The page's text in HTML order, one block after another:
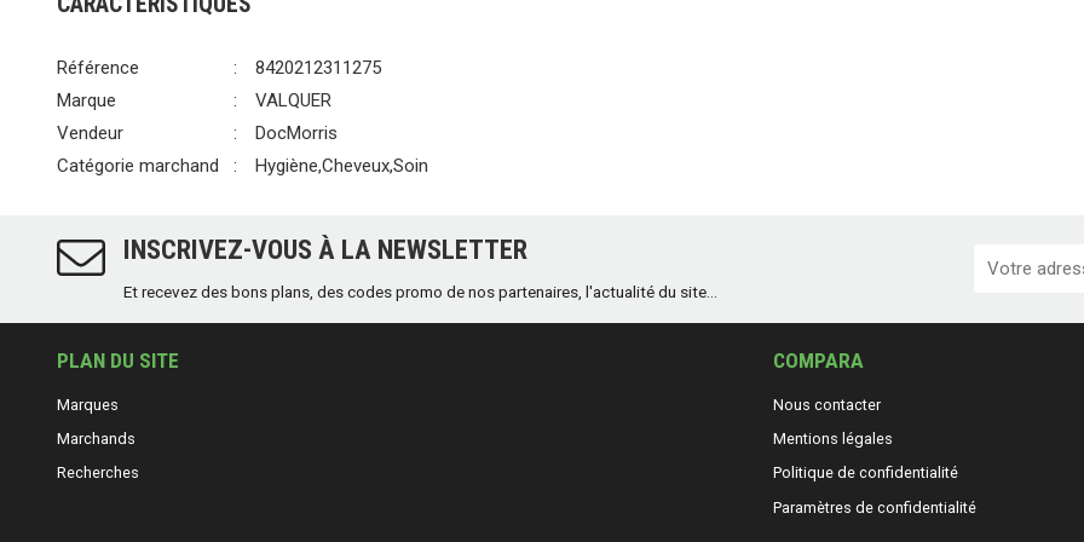
Référence
8420212311275
Marque
VALQUER
Vendeur
DocMorris
Catégorie marchand
Hygiène,Cheveux,Soin
INSCRIVEZ-VOUS À LA NEWSLETTER
Et recevez des bons plans, des codes promo de nos partenaires, l'actualité du site...
PLAN DU SITE
Marques
Marchands
Recherches
COMPARA
Nous contacter
Mentions légales
Politique de confidentialité
Paramètres de confidentialité